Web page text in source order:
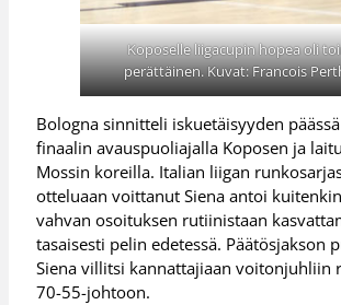
Koposelle liigacupin hopea oli
perättäinen. Kuvat: Francois
Bologna sinnitteli iskuetäisyyden
finaalin avauspuoliajalla Koposen ja
Mossin koreilla. Italian liigan
otteluaan voittanut Siena antoi
vahvan osoituksen rutiinistaan
tasaisesti pelin edetessä. Päätösjakson
Siena villitsi kannattajiaan voitonjuhliin
70-55-johtoon.